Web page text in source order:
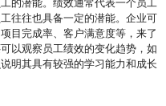
的潜能。绩效通常代表一个员工
往往也具备一定的潜能。企业可
目完成率、客户满意度等，来了
以观察员工绩效的变化趋势，如
明其具有较强的学习能力和成长